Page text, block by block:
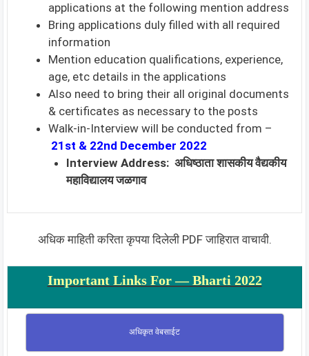
applications at the following mention address
Bring applications duly filled with all required
information
Mention education qualifications, experience,
age, etc details in the applications
Also need to bring their all original documents
& certificates as necessary to the posts
Walk-in-Interview will be conducted from –
21st & 22nd December 2022
Interview Address: अधिष्ठाता शासकीय वैद्यकीय
महाविद्यालय जळगाव
अधिक माहिती करिता कृपया दिलेली PDF जाहिरात वाचावी.
Important Links For — Bharti 2022
अधिकृत वेबसाईट